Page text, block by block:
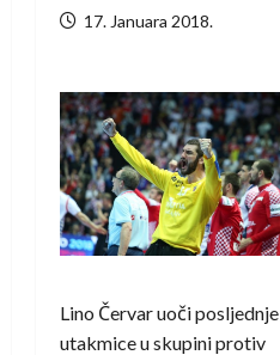
17. Januara 2018.
Lino Červar uoči posljednje
utakmice u skupini protiv